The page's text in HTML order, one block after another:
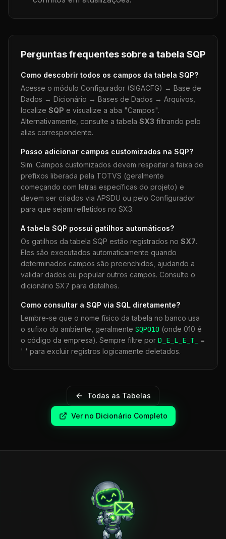
Perguntas frequentes sobre a tabela SQP
Como descobrir todos os campos da tabela SQP?
Acesse o módulo Configurador (SIGACFG) → Base de
Dados → Dicionário → Bases de Dados → Arquivos,
localize SQP e visualize a aba "Campos".
Alternativamente, consulte a tabela SX3 filtrando pelo
alias correspondente.
Posso adicionar campos customizados na SQP?
Sim. Campos customizados devem respeitar a faixa de
prefixos liberada pela TOTVS (geralmente
começando com letras específicas do projeto) e
devem ser criados via APSDU ou pelo Configurador
para que sejam refletidos no SX3.
A tabela SQP possui gatilhos automáticos?
Os gatilhos da tabela SQP estão registrados no SX7.
Eles são executados automaticamente quando
determinados campos são preenchidos, ajudando a
validar dados ou popular outros campos. Consulte o
dicionário SX7 para detalhes.
Como consultar a SQP via SQL diretamente?
Lembre-se que o nome físico da tabela no banco usa
o sufixo do ambiente, geralmente SQP010 (onde 010 é
o código da empresa). Sempre filtre por D_E_L_E_T_
=
' ' para excluir registros logicamente deletados.
Todas as Tabelas
Ver no Dicionário Completo